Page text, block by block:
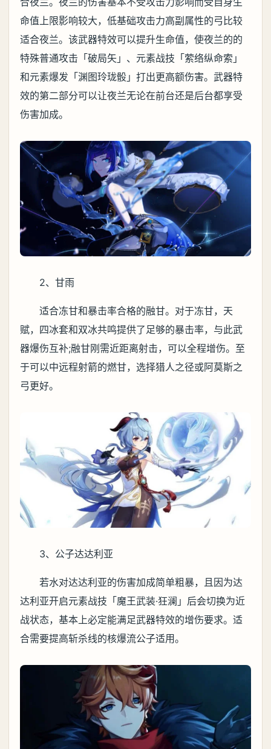
命值上限影响较大，低基础攻击力高副属性的弓比较
适合夜兰。该武器特效可以提升生命值，使夜兰的的
特殊普通攻击「破局矢」、元素战技「萦络纵命索」
和元素爆发「渊图玲珑骰」打出更高额伤害。武器特
效的第二部分可以让夜兰无论在前台还是后台都享受
伤害加成。
2、甘雨
适合冻甘和暴击率合格的融甘。对于冻甘，天
赋，四冰套和双冰共鸣提供了足够的暴击率，与此武
器爆伤互补;融甘刚需近距离射击，可以全程增伤。至
于可以中远程射箭的燃甘，选择猎人之径或阿莫斯之
弓更好。
3、公子达达利亚
若水对达达利亚的伤害加成简单粗暴，且因为达
达利亚开启元素战技「魔王武装·狂澜」后会切换为近
战状态，基本上必定能满足武器特效的增伤要求。适
合需要提高斩杀线的核爆流公子适用。